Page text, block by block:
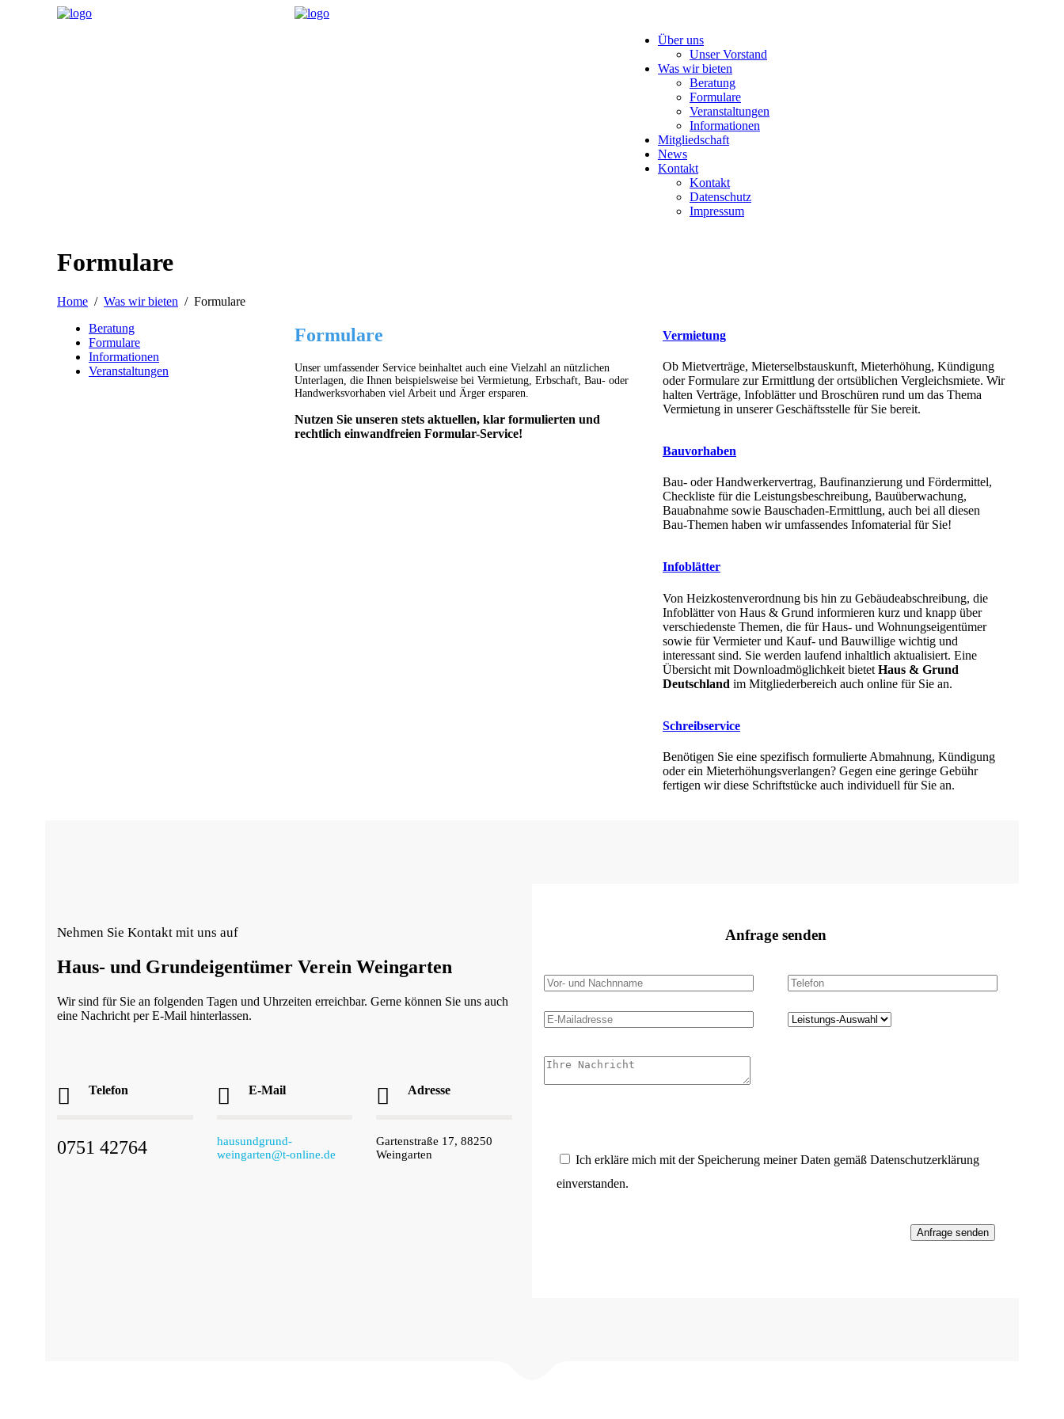
Über uns
Unser Vorstand
Was wir bieten
Beratung
Formulare
Veranstaltungen
Informationen
Mitgliedschaft
News
Kontakt
Kontakt
Datenschutz
Impressum
Formulare
Home Was wir bieten
Formulare
Beratung
Formulare
Informationen
Veranstaltungen
Formulare
Unser umfassender Service beinhaltet auch eine Vielzahl an nützlichen
Unterlagen, die Ihnen beispielsweise bei Vermietung, Erbschaft, Bau- oder
Handwerksvorhaben viel Arbeit und Ärger ersparen.
Nutzen Sie unseren stets aktuellen, klar formulierten und
rechtlich einwandfreien Formular-Service!
Vermietung
Ob Mietverträge, Mieterselbstauskunft, Mieterhöhung, Kündigung
oder Formulare zur Ermittlung der ortsüblichen Vergleichsmiete. Wir
halten Verträge, Infoblätter und Broschüren rund um das Thema
Vermietung in unserer Geschäftsstelle für Sie bereit.
Bauvorhaben
Bau- oder Handwerkervertrag, Baufinanzierung und Fördermittel,
Checkliste für die Leistungsbeschreibung, Bauüberwachung,
Bauabnahme sowie Bauschaden-Ermittlung, auch bei all diesen
Bau-Themen haben wir umfassendes Infomaterial für Sie!
Infoblätter
Von Heizkostenverordnung bis hin zu Gebäudeabschreibung, die
Infoblätter von Haus & Grund informieren kurz und knapp über
verschiedenste Themen, die für Haus- und Wohnungseigentümer
sowie für Vermieter und Kauf- und Bauwillige wichtig und
interessant sind. Sie werden laufend inhaltlich aktualisiert. Eine
Übersicht mit Downloadmöglichkeit bietet Haus & Grund
Deutschland im Mitgliederbereich auch online für Sie an.
Schreibservice
Benötigen Sie eine spezifisch formulierte Abmahnung, Kündigung
oder ein Mieterhöhungsverlangen? Gegen eine geringe Gebühr
fertigen wir diese Schriftstücke auch individuell für Sie an.
Nehmen Sie Kontakt mit uns auf
Haus- und Grundeigentümer Verein Weingarten
Wir sind für Sie an folgenden Tagen und Uhrzeiten erreichbar. Gerne können Sie uns auch
eine Nachricht per E-Mail hinterlassen.
Telefon
0751 42764
E-Mail
hausundgrund-
weingarten@t-online.de
Adresse
Gartenstraße 17, 88250
Weingarten
Anfrage senden
Ich erkläre mich mit der Speicherung meiner Daten gemäß Datenschutzerklärung
einverstanden.